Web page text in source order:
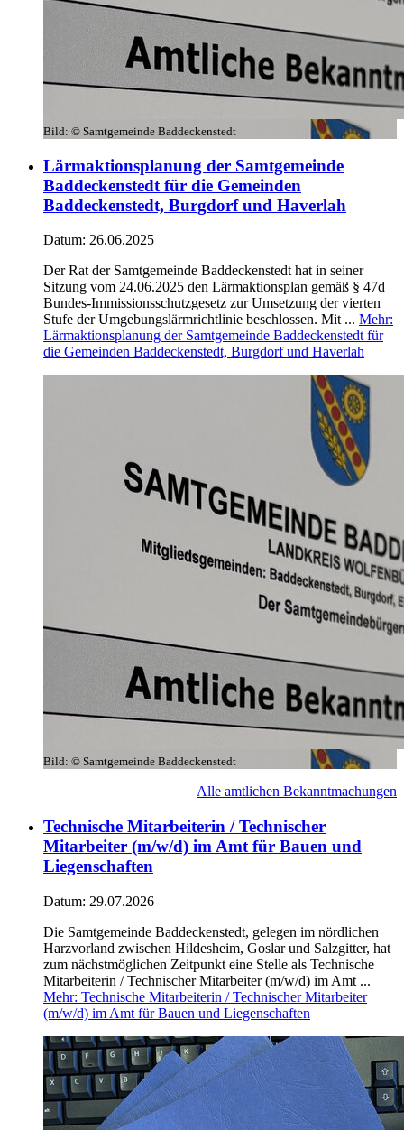
Bild: © Samtgemeinde Baddeckenstedt
Lärmaktionsplanung der Samtgemeinde
Baddeckenstedt für die Gemeinden
Baddeckenstedt, Burgdorf und Haverlah
Datum: 26.06.2025
Der Rat der Samtgemeinde Baddeckenstedt hat in seiner
Sitzung vom 24.06.2025 den Lärmaktionsplan gemäß § 47d
Bundes-Immissionsschutzgesetz zur Umsetzung der vierten
Stufe der Umgebungslärmrichtlinie beschlossen. Mit ... Mehr:
Lärmaktionsplanung der Samtgemeinde Baddeckenstedt für
die Gemeinden Baddeckenstedt, Burgdorf und Haverlah
Bild: © Samtgemeinde Baddeckenstedt
Alle amtlichen Bekanntmachungen
Technische Mitarbeiterin / Technischer
Mitarbeiter (m/w/d) im Amt für Bauen und
Liegenschaften
Datum: 29.07.2026
Die Samtgemeinde Baddeckenstedt, gelegen im nördlichen
Harzvorland zwischen Hildesheim, Goslar und Salzgitter, hat
zum nächstmöglichen Zeitpunkt eine Stelle als Technische
Mitarbeiterin / Technischer Mitarbeiter (m/w/d) im Amt ...
Mehr: Technische Mitarbeiterin / Technischer Mitarbeiter
(m/w/d) im Amt für Bauen und Liegenschaften